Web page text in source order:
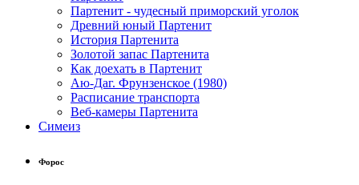
Партенит - чудесный приморский уголок
Древний юный Партенит
История Партенита
Золотой запас Партенита
Как доехать в Партенит
Аю-Даг. Фрунзенское (1980)
Расписание транспорта
Веб-камеры Партенита
Симеиз
Форос